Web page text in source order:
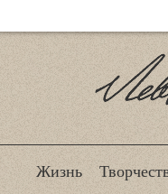
Жизнь